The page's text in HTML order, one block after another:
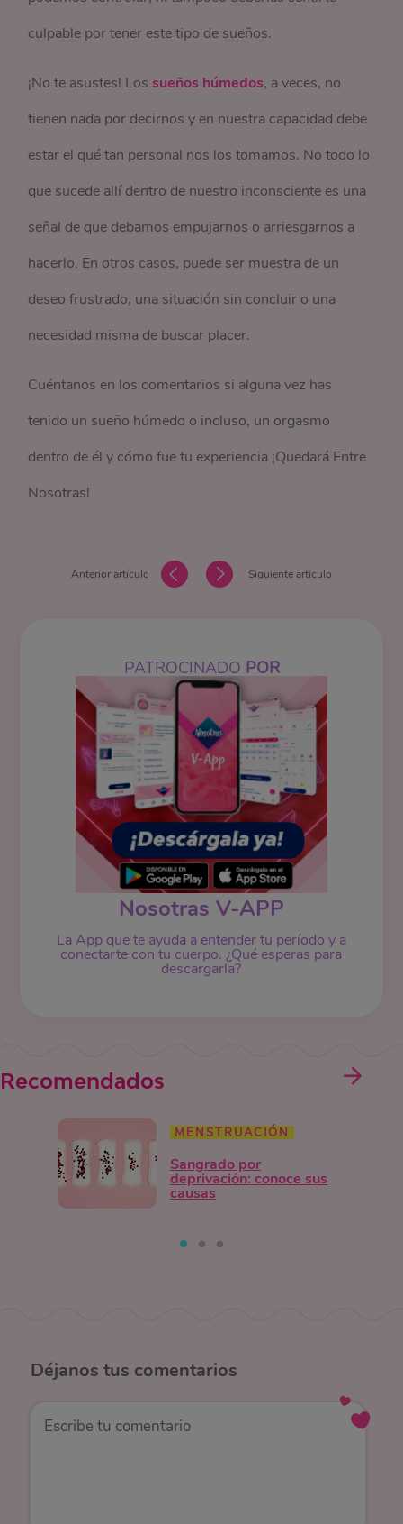
culpable por tener este tipo de sueños.
¡No te asustes! Lossueños húmedos, a veces, no
tienen nada por decirnos y en nuestra capacidad debe
estar el qué tan personal nos los tomamos. No todo lo
que sucede allí dentro de nuestro inconsciente es una
señal de que debamos empujarnos o arriesgarnos a
hacerlo. En otros casos, puede ser muestra de un
deseo frustrado, una situación sin concluir o una
necesidad misma de buscar placer.
Cuéntanos en los comentarios si alguna vez has
tenido un sueño húmedo o incluso, un orgasmo
dentro de él y cómo fue tu experiencia ¡Quedará Entre
Nosotras!
Anterior artículo Siguiente artículo
PATROCINADO POR
Nosotras V-APP
La App que te ayuda a entender tu período y a
conectarte con tu cuerpo. ¿Qué esperas para
descargarla?
Recomendados
MENSTRUACIÓN
Sangrado por
deprivación: conoce sus
causas
Déjanos tus comentarios